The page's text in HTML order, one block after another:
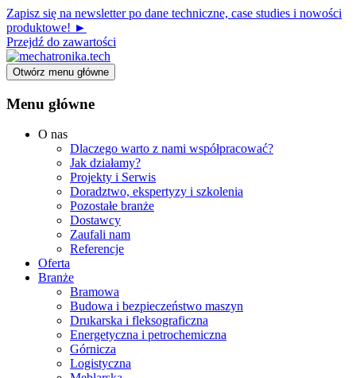
Zapisz się na newsletter po dane techniczne, case studies i nowości
produktowe! ►
Przejdź do zawartości
Otwórz menu główne
Menu główne
O nas
Dlaczego warto z nami współpracować?
Jak działamy?
Projekty i Serwis
Doradztwo, ekspertyzy i szkolenia
Pozostałe branże
Dostawcy
Zaufali nam
Referencje
Oferta
Branże
Bramowa
Budowa i bezpieczeństwo maszyn
Drukarska i fleksograficzna
Energetyczna i petrochemiczna
Górnicza
Logistyczna